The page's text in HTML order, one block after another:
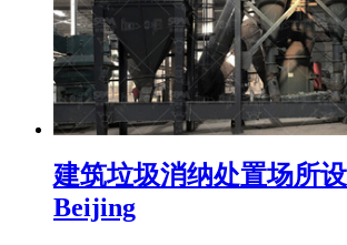
建筑垃圾消纳处置场所
Beijing